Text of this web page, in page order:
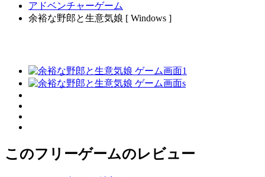
アドベンチャーゲーム
余裕な野郎と生意気娘 [ Windows ]
このフリーゲームのレビュー